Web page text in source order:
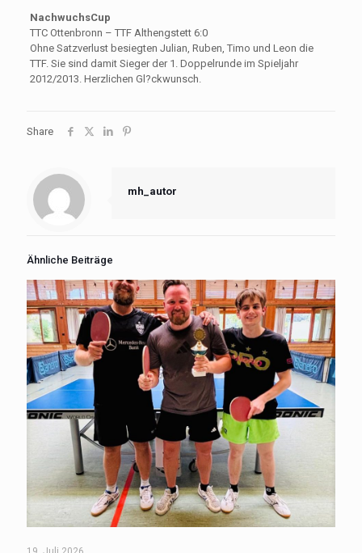
NachwuchsCup
TTC Ottenbronn – TTF Althengstett 6:0
Ohne Satzverlust besiegten Julian, Ruben, Timo und Leon die
TTF. Sie sind damit Sieger der 1. Doppelrunde im Spieljahr
2012/2013. Herzlichen Gl?ckwunsch.
Share
mh_autor
Ähnliche Beiträge